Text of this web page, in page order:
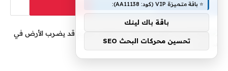
⭐ باقة متميزة VIP (كود: AA11138):
باقة باك لينك
تحسين محركات البحث SEO